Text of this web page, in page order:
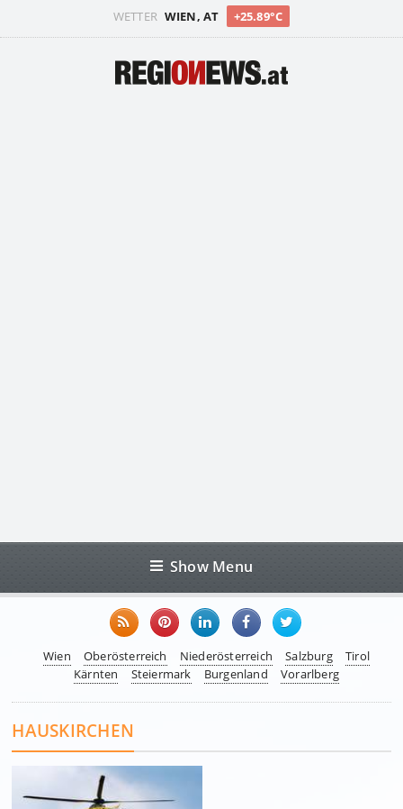
WETTER WIEN, AT +25.89°C
Show Menu
Wien Oberösterreich Niederösterreich Salzburg
Tirol
Kärnten
Steiermark Burgenland Vorarlberg
HAUSKIRCHEN